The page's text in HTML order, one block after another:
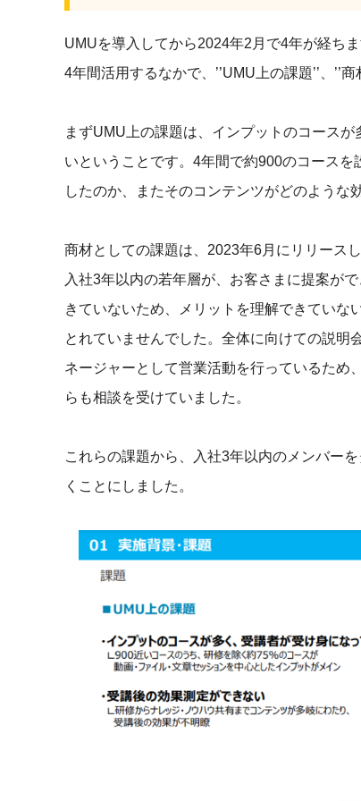
UMUを導入してから2024年2月で4年が経ちま
4年間活用するなかで、’’UMU上の課題’’、’’
まずUMU上の課題は、インプットのコース
いということです。4年間で約900のコース
したのか、またそのコンテンツがどのような
商材としての課題は、2023年6月にリリース
入社3年以内の若年層が、お客さまに提案が
きていないため、メリットを理解できていな
とれていませんでした。全体に向けての説明
ネージャーとして営業活動を行っているため
らも相談を受けていました。
これらの課題から、入社3年以内のメンバー
くことにしました。